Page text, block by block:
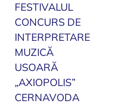
FESTIVALUL
CONCURS DE
INTERPRETARE
MUZICĂ
USOARĂ
„AXIOPOLIS”
CERNAVODA